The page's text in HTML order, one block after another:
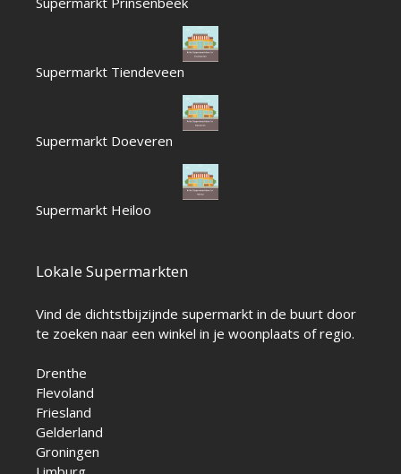
Supermarkt Tiendeveen
Supermarkt Doeveren
Supermarkt Heiloo
Lokale Supermarkten
Vind de dichtstbijzijnde supermarkt in de buurt door
te zoeken naar een winkel in je woonplaats of regio.
Drenthe
Flevoland
Friesland
Gelderland
Groningen